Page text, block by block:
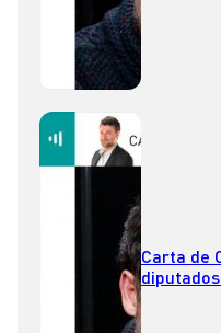
Carta de